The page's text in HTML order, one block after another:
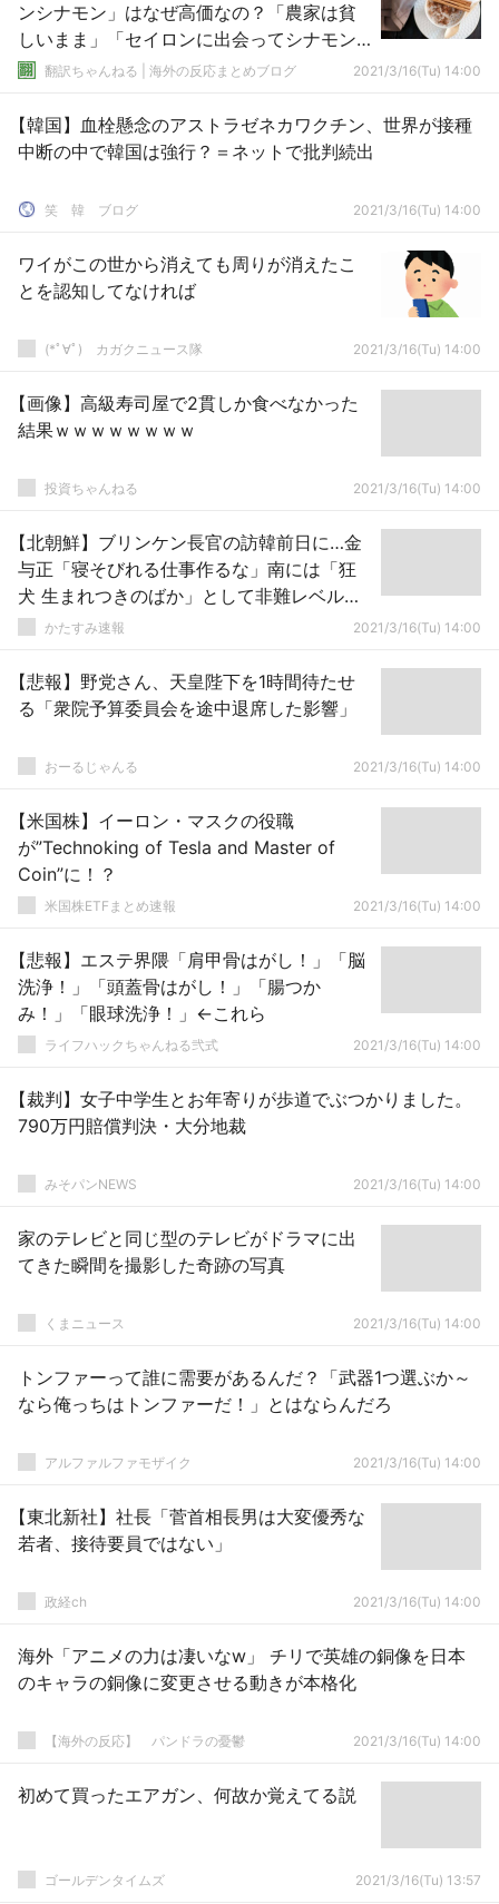
ンシナモン」はなぜ高価なの？「農家は貧
しいまま」「セイロンに出会ってシナモン
が好きになった！」海外の反応
翻訳ちゃんねる | 海外の反応まとめブログ 2021/3/16(Tu) 14:00
【韓国】血栓懸念のアストラゼネカワクチン、世界が接種
中断の中で韓国は強行？＝ネットで批判続出
笑 韓 ブログ 2021/3/16(Tu) 14:00
ワイがこの世から消えても周りが消えたこ
とを認知してなければ
(*ﾟ∀ﾟ)ゞカガクニュース隊 2021/3/16(Tu) 14:00
【画像】高級寿司屋で2貫しか食べなかった
結果ｗｗｗｗｗｗｗｗ
投資ちゃんねる 2021/3/16(Tu) 14:00
【北朝鮮】ブリンケン長官の訪韓前日に…金
与正「寝そびれる仕事作るな」南には「狂
犬 生まれつきのばか」として非難レベル
1UPかたすみ速報 2021/3/16(Tu) 14:00
【悲報】野党さん、天皇陛下を1時間待たせ
る「衆院予算委員会を途中退席した影響」
おーるじゃんる 2021/3/16(Tu) 14:00
【米国株】イーロン・マスクの役職
が”Technoking of Tesla and Master of
Coin”に！？
米国株ETFまとめ速報 2021/3/16(Tu) 14:00
【悲報】エステ界隈「肩甲骨はがし！」「脳
洗浄！」「頭蓋骨はがし！」「腸つか
み！」「眼球洗浄！」←これら
ライフハックちゃんねる弐式 2021/3/16(Tu) 14:00
【裁判】女子中学生とお年寄りが歩道でぶつかりました。
790万円賠償判決・大分地裁
みそパンNEWS 2021/3/16(Tu) 14:00
家のテレビと同じ型のテレビがドラマに出
てきた瞬間を撮影した奇跡の写真
くまニュース 2021/3/16(Tu) 14:00
トンファーって誰に需要があるんだ？「武器1つ選ぶか～
なら俺っちはトンファーだ！」とはならんだろ
アルファルファモザイク 2021/3/16(Tu) 14:00
【東北新社】社長「菅首相長男は大変優秀な
若者、接待要員ではない」
政経ch 2021/3/16(Tu) 14:00
海外「アニメの力は凄いなw」 チリで英雄の銅像を日本
のキャラの銅像に変更させる動きが本格化
【海外の反応】 パンドラの憂鬱 2021/3/16(Tu) 14:00
初めて買ったエアガン、何故か覚えてる説
ゴールデンタイムズ 2021/3/16(Tu) 13:57